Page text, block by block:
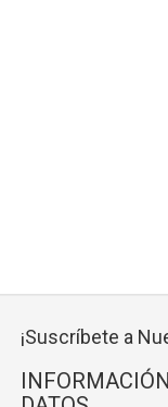
¡Suscríbete a